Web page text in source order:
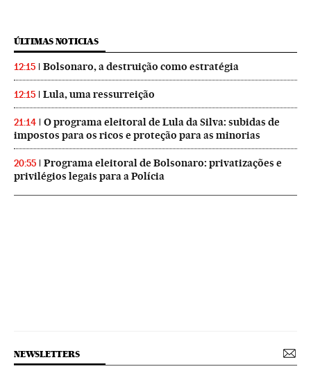
ÚLTIMAS NOTICIAS
12:15 Bolsonaro, a destruição como estratégia
12:15 Lula, uma ressurreição
21:14
O programa eleitoral de Lula da Silva: subidas de
impostos para os ricos e proteção para as minorias
20:55
Programa eleitoral de Bolsonaro: privatizações e
privilégios legais para a Polícia
NEWSLETTERS